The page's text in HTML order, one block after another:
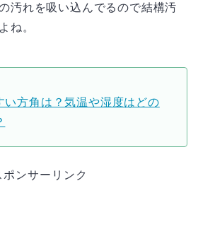
汚れを吸い込んでるので結構汚
ね。
い方角は？気温や湿度はどの
ポンサーリンク